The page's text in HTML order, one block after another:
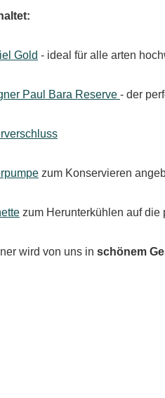
Gold - ideal für alle arten
Paul Bara Reserve - der
zum Konservieren
zum Herunterkühlen auf die
wird von uns in schönem